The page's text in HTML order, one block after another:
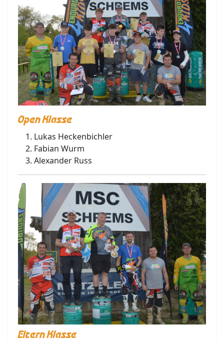
Open Klasse
Lukas Heckenbichler
Fabian Wurm
Alexander Russ
Eltern Klasse